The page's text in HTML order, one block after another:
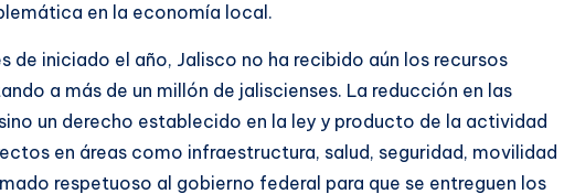
en la economía local.
de iniciado el año, Jalisco no ha recibido aún los recursos
a más de un millón de jaliscienses. La reducción en las
un derecho establecido en la ley y producto de la actividad
en áreas como infraestructura, salud, seguridad, movilidad
respetuoso al gobierno federal para que se entreguen los